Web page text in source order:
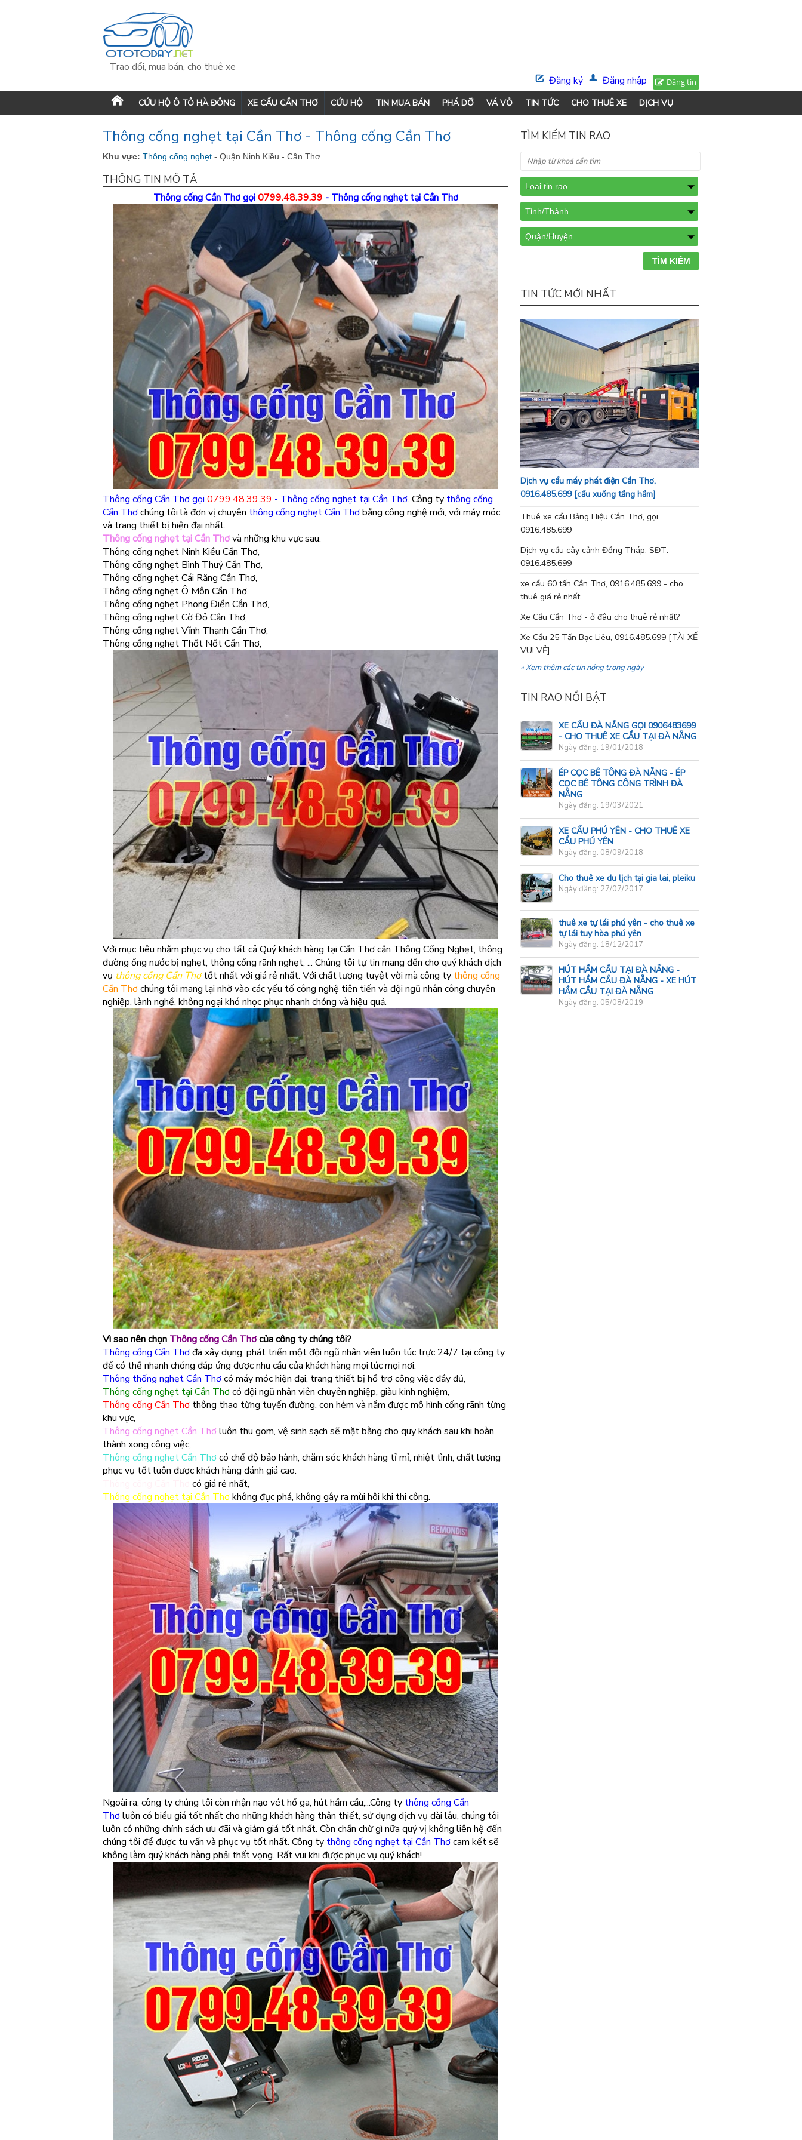
Trao đổi, mua bán, cho thuê xe
Đăng tin
Đăng nhập
Đăng ký
CỨU HỘ Ô TÔ HÀ ĐÔNG XE CẨU CẦN THƠ CỨU HỘ TIN MUA BÁN PHÁ DỠ VÁ VỎ TIN TỨC CHO THUÊ XE DỊCH VỤ
Thông cống nghẹt tại Cần Thơ - Thông cống Cần Thơ
Khu vực: Thông cống nghẹt - Quận Ninh Kiều - Cần Thơ
THÔNG TIN MÔ TẢ
Thông cống Cần Thơgọi0799.48.39.39 - Thông cống nghẹt tại Cần Thơ
Thông cống Cần Thơgọi 0799.48.39.39 - Thông cống nghẹt tại Cần Thơ. Công ty thông cống
Cần Thơchúng tôi là đơn vị chuyên thông cống nghẹt Cần Thơbằng công nghệ mới, với máy móc
và trang thiết bị hiện đại nhất.
Thông cống nghẹt tại Cần Thơvà những khu vực sau:
Thông cống nghẹt Ninh Kiều Cần Thơ,
Thông cống nghẹt Bình Thuỷ Cần Thơ,
Thông cống nghẹt Cái Răng Cần Thơ,
Thông cống nghẹt Ô Môn Cần Thơ,
Thông cống nghẹt Phong Điền Cần Thơ,
Thông cống nghẹt Cờ Đỏ Cần Thơ,
Thông cống nghẹt Vĩnh Thạnh Cần Thơ,
Thông cống nghẹt Thốt Nốt Cần Thơ,
Với mục tiêu nhằm phục vụ cho tất cả Quý khách hàng tại Cần Thơ cần Thông Cống Nghẹt, thông
đường ống nước bị nghẹt, thông cống rãnh nghẹt, ... Chúng tôi tự tin mang đến cho quý khách dịch
vụ thông cống Cần Thơtốt nhất với giá rẻ nhất. Với chất lượng tuyệt vời mà công ty thông cống
Cần Thơchúng tôi mang lại nhờ vào các yếu tố công nghệ tiên tiến và đội ngũ nhân công chuyên
nghiệp, lành nghề, không ngại khó nhọc phục nhanh chóng và hiệu quả.
Vì sao nên chọn Thông cống Cần Thơcủa công ty chúng tôi?
Thông cống Cần Thơđã xây dụng, phát triển một đội ngũ nhân viên luôn túc trực 24/7 tại công ty
để có thể nhanh chóng đáp ứng được nhu cầu của khách hàng mọi lúc mọi nơi.
Thông thống nghẹt Cần Thơcó máy móc hiện đại, trang thiết bị hổ trợ công việc đầy đủ,
Thông cống nghẹt tại Cần Thơcó đội ngũ nhân viên chuyên nghiệp, giàu kinh nghiệm,
Thông cống Cần Thơ thông thao từng tuyến đường, con hẻm và nắm được mô hình cống rãnh từng
khu vực,
Thông cống nghẹt Cần Thơ luôn thu gom, vệ sinh sạch sẽ mặt bằng cho quy khách sau khi hoàn
thành xong công việc,
Thông cống nghẹt Cần Thơcó chế độ bảo hành, chăm sóc khách hàng tỉ mỉ, nhiệt tình, chất lượng
phục vụ tốt luôn được khách hàng đánh giá cao.
có giá rẻ nhất,
Thông cống nghẹt tại Cần Thơkhông đục phá, không gây ra mùi hôi khi thi công.
Ngoài ra, công ty chúng tôi còn nhận nạo vét hố ga, hút hầm cầu,...Công ty thông cống Cần
Thơluôn có biểu giá tốt nhất cho những khách hàng thân thiết, sử dụng dịch vụ dài lâu, chúng tôi
luôn có những chính sách ưu đãi và giảm giá tốt nhất. Còn chần chừ gì nữa quý vị không liên hệ đến
chúng tôi để được tu vấn và phục vụ tốt nhất. Công ty thông cống nghẹt tại Cần Thơcam kết sẽ
không làm quý khách hàng phải thất vọng. Rất vui khi được phục vụ quý khách!
TÌM KIẾM TIN RAO
TIN TỨC MỚI NHẤT
Dịch vụ cẩu máy phát điện Cần Thơ,
0916.485.699 [cẩu xuống tầng hầm]
Thuê xe cẩu Bảng Hiệu Cần Thơ, gọi
0916.485.699
Dịch vụ cẩu cây cảnh Đồng Tháp, SĐT:
0916.485.699
xe cẩu 60 tấn Cần Thơ, 0916.485.699 - cho
thuê giá rẻ nhất
Xe Cẩu Cần Thơ - ở đâu cho thuê rẻ nhất?
Xe Cẩu 25 Tấn Bạc Liêu, 0916.485.699 [TÀI XẾ
VUI VẺ]
» Xem thêm các tin nóng trong ngày
TIN RAO NỔI BẬT
XE CẨU ĐÀ NẴNG GỌI 0906483699
- CHO THUÊ XE CẨU TẠI ĐÀ NẴNG
Ngày đăng: 19/01/2018
ÉP CỌC BÊ TÔNG ĐÀ NẴNG - ÉP
CỌC BÊ TÔNG CÔNG TRÌNH ĐÀ
NẴNG
Ngày đăng: 19/03/2021
XE CẨU PHÚ YÊN - CHO THUÊ XE
CẨU PHÚ YÊN
Ngày đăng: 08/09/2018
Cho thuê xe du lịch tại gia lai, pleiku
Ngày đăng: 27/07/2017
thuê xe tự lái phú yên - cho thuê xe
tự lái tuy hòa phú yên
Ngày đăng: 18/12/2017
HÚT HẦM CẦU TẠI ĐÀ NẴNG -
HÚT HẦM CẦU ĐÀ NẴNG - XE HÚT
HẦM CẦU TẠI ĐÀ NẴNG
Ngày đăng: 05/08/2019